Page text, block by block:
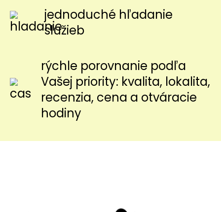
jednoduché hľadanie
služieb
rýchle porovnanie podľa
Vašej priority: kvalita, lokalita,
recenzia, cena a otváracie
hodiny